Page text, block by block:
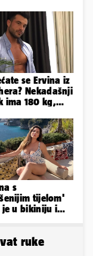
se Ervina iz
Nekadašnji
ima 180 kg,
s
tijelom'
u bikiniju i
ruke